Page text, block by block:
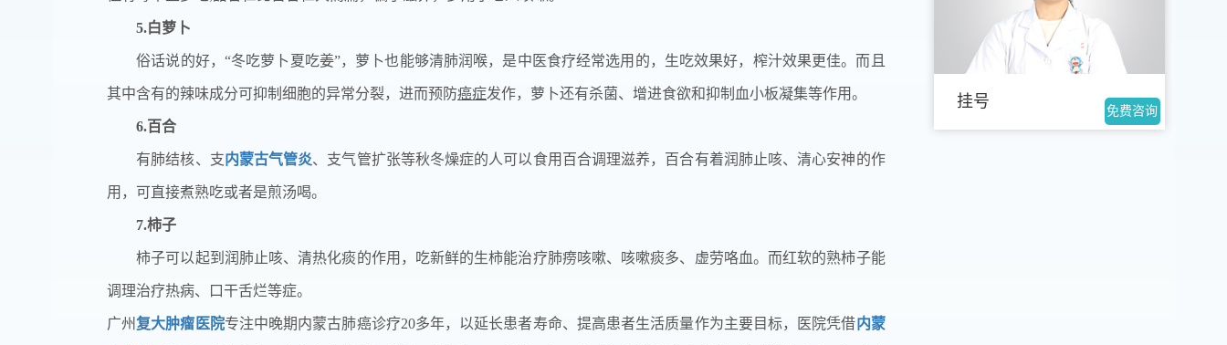
5.白萝卜
俗话说的好，“冬吃萝卜夏吃姜”，萝卜也能够清肺润喉，是中医食疗经常选用的，生吃效果好，榨汁效果更佳。而且
其中含有的辣味成分可抑制细胞的异常分裂，进而预防癌症发作，萝卜还有杀菌、增进食欲和抑制血小板凝集等作用。
6.百合
有肺结核、支内蒙古气管炎、支气管扩张等秋冬燥症的人可以食用百合调理滋养，百合有着润肺止咳、清心安神的作
用，可直接煮熟吃或者是煎汤喝。
7.柿子
柿子可以起到润肺止咳、清热化痰的作用，吃新鲜的生柿能治疗肺痨咳嗽、咳嗽痰多、虚劳咯血。而红软的熟柿子能
调理治疗热病、口干舌烂等症。
广州复大肿瘤医院专注中晚期内蒙古肺癌诊疗20多年，以延长患者寿命、提高患者生活质量作为主要目标，医院凭借内蒙
免费咨询
挂号